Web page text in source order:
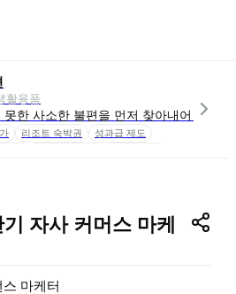
활용품
못한 사소한 불편을 먼저 찾아내어 해소
리조트 숙박권
성과급 제도
자사 커머스 마케
마케터